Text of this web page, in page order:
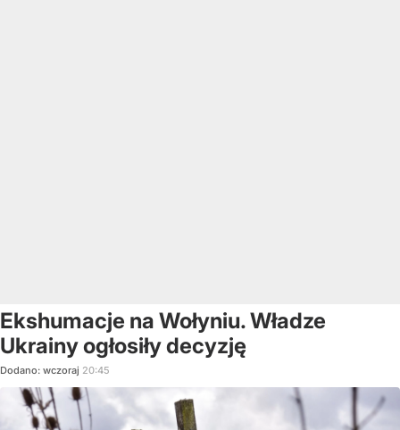
Ekshumacje na Wołyniu. Władze
Ukrainy ogłosiły decyzję
Dodano: wczoraj 20:45